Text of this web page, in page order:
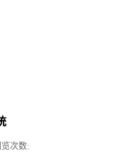
次数: